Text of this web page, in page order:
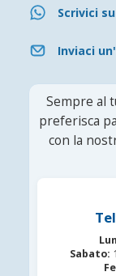
Scrivici
Inviaci
Sempre al
preferisca
con la
Sabato: